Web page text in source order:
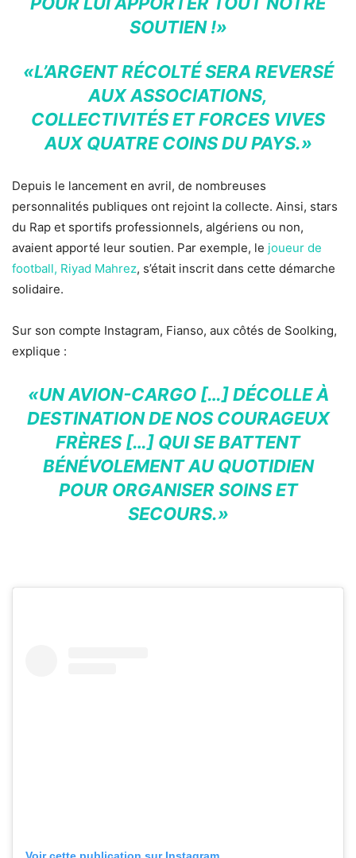
SOUTIEN !»
«L’ARGENT RÉCOLTÉ SERA REVERSÉ
AUX ASSOCIATIONS,
COLLECTIVITÉS ET FORCES VIVES
AUX QUATRE COINS DU PAYS.»
Depuis le lancement en avril, de nombreuses
personnalités publiques ont rejoint la collecte. Ainsi, stars
du Rap et sportifs professionnels, algériens ou non,
avaient apporté leur soutien. Par exemple, le joueur de
football, Riyad Mahrez, s’était inscrit dans cette démarche
solidaire.
Sur son compte Instagram, Fianso, aux côtés de Soolking,
explique :
«UN AVION-CARGO […] DÉCOLLE À
DESTINATION DE NOS COURAGEUX
FRÈRES […] QUI SE BATTENT
BÉNÉVOLEMENT AU QUOTIDIEN
POUR ORGANISER SOINS ET
SECOURS.»
Voir cette publication sur Instagram